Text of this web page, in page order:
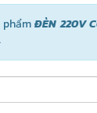
phẩmĐÈN 220V